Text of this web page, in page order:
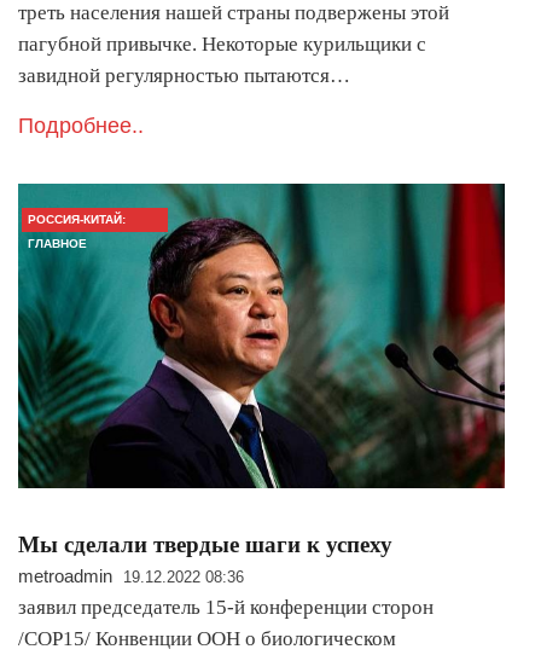
треть населения нашей страны подвержены этой
пагубной привычке. Некоторые курильщики с
завидной регулярностью пытаются…
Подробнее..
РОССИЯ-КИТАЙ:
ГЛАВНОЕ
Мы сделали твердые шаги к успеху
metroadmin 19.12.2022 08:36
заявил председатель 15-й конференции сторон
/COP15/ Конвенции ООН о биологическом